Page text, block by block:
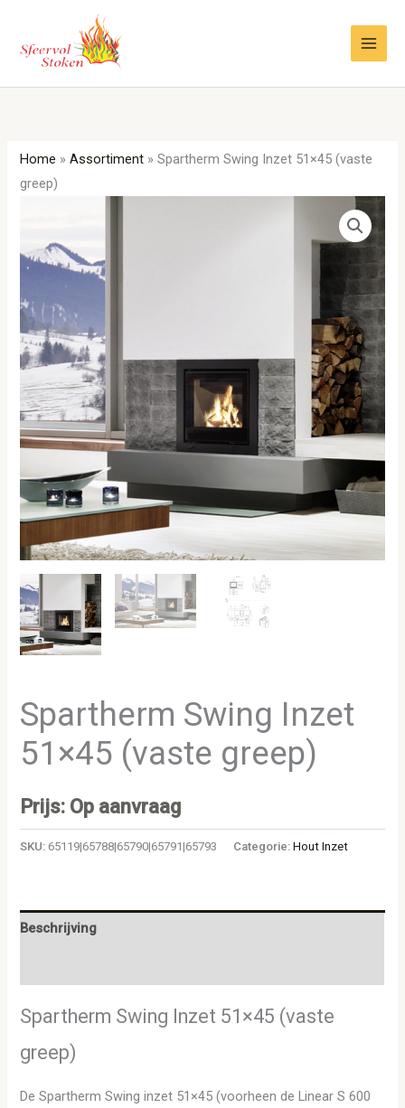
inhoud
Home »Assortiment »Spartherm Swing Inzet 51×45 (vaste
greep)
Spartherm Swing Inzet
51×45 (vaste greep)
Prijs: Op aanvraag
SKU: 65119|65788|65790|65791|65793 Categorie:Hout Inzet
Beschrijving
Spartherm Swing Inzet 51×45 (vaste
greep)
De Spartherm Swing inzet 51×45 (voorheen de Linear S 600